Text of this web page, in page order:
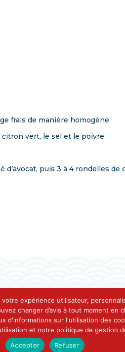
frais de manière homogène.
citron vert, le sel et le poivre.
d’avocat, puis 3 à 4 rondelles
expérience utilisateur,
changer d’avis à tout moment
sur l'utilisation des
et notre politique de gestion
Accepter
Refuser